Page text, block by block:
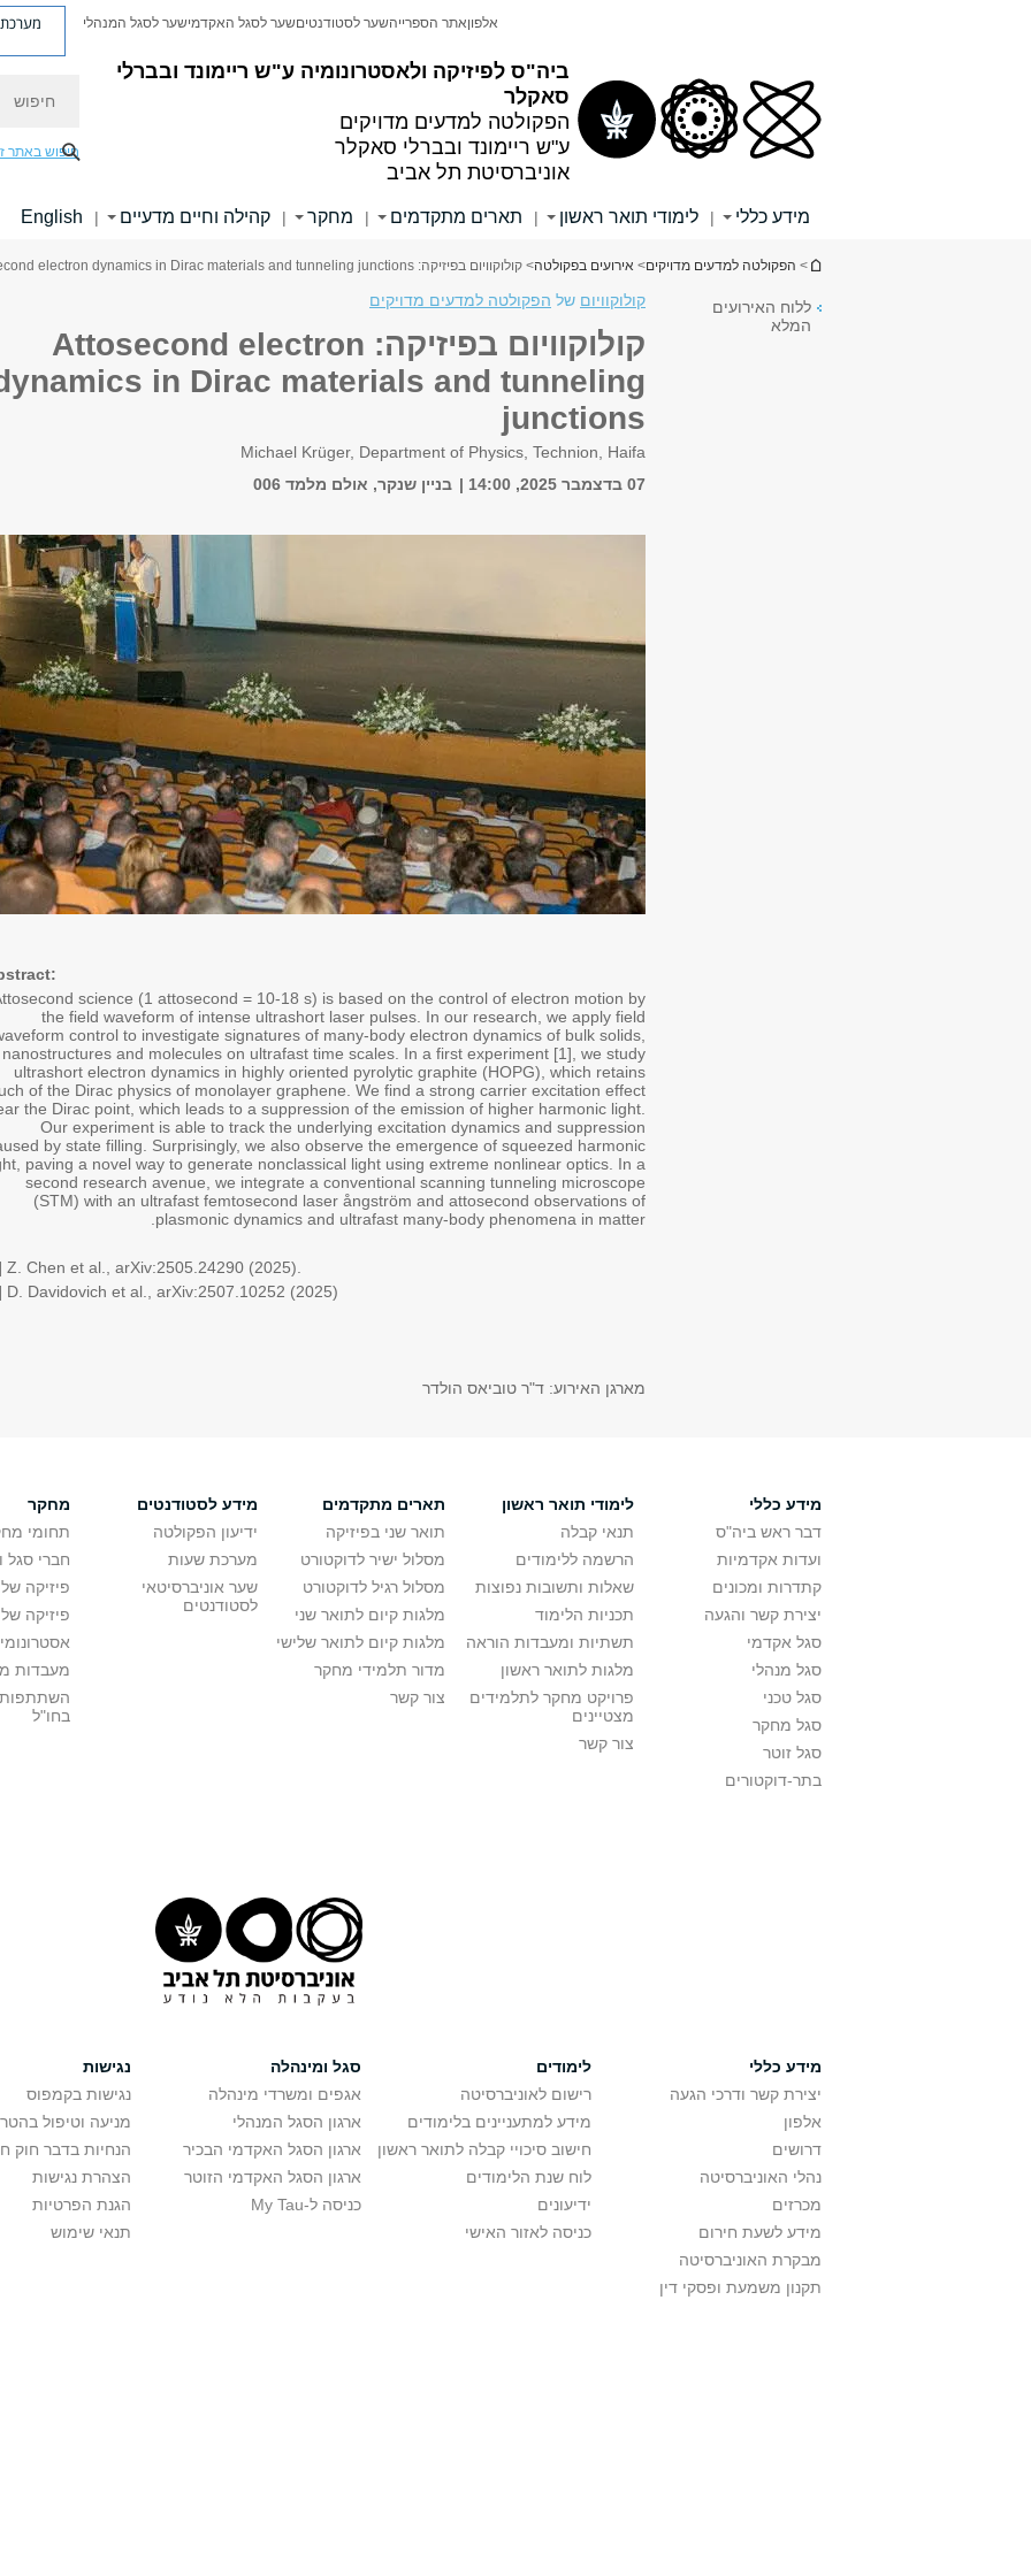
ביה"ס לפיזיקה ולאסטרונומיה ע"ש ריימונד ובברלי
סאקלר
הפקולטה למדעים מדויקים
ע"ש ריימונד ובברלי סאקלר
אוניברסיטת תל אביב
אלפוןאתר הספרייהשער לסטודנטיםשער לסגל האקדמישער לסגל המנהלי מערכת
חיפוש באתר
מידע כללי | לימודי תואר ראשון | תארים מתקדמים | מחקר | קהילה וחיים מדעיים |
English
הינך נמצא כאן
> הפקולטה למדעים מדויקים> אירועים בפקולטה> קולוקוויום בפיזיקה: Attosecond electron dynamics in Dirac materials and tunneling junctions
ללוח האירועים
המלא
קולוקוויום של הפקולטה למדעים מדויקים
קולוקוויום בפיזיקה: Attosecond electron
in Dirac materials and tunneling
junctions
Michael Krüger, Department of Physics, Technion, Haifa
07 בדצמבר 2025, 14:00
בניין שנקר, אולם מלמד 006
science (1 attosecond = 10-18 s) is based on the control of electron motion by
the field waveform of intense ultrashort laser pulses. In our research, we apply field
control to investigate signatures of many-body electron dynamics of bulk solids,
nanostructures and molecules on ultrafast time scales. In a first experiment [1], we study
ultrashort electron dynamics in highly oriented pyrolytic graphite (HOPG), which retains
of the Dirac physics of monolayer graphene. We find a strong carrier excitation effect
the Dirac point, which leads to a suppression of the emission of higher harmonic light.
Our experiment is able to track the underlying excitation dynamics and suppression
by state filling. Surprisingly, we also observe the emergence of squeezed harmonic
paving a novel way to generate nonclassical light using extreme nonlinear optics. In a
second research avenue, we integrate a conventional scanning tunneling microscope
(STM) with an ultrafast femtosecond laser ångström and attosecond observations of
plasmonic dynamics and ultrafast many-body phenomena in matter.
Z. Chen et al., arXiv:2505.24290 (2025).
D. Davidovich et al., arXiv:2507.10252 (2025)
מארגן האירוע: ד"ר טוביאס הולדר
מידע כללי
דבר ראש ביה"ס
ועדות אקדמיות
קתדרות ומכונים
יצירת קשר והגעה
סגל אקדמי
סגל מנהלי
סגל טכני
סגל מחקר
סגל זוטר
בתר-דוקטורים
לימודי תואר ראשון
תנאי קבלה
הרשמה ללימודים
שאלות ותשובות נפוצות
תכניות הלימוד
תשתיות ומעבדות הוראה
מלגות לתואר ראשון
פרויקט מחקר לתלמידים
מצטיינים
צור קשר
תארים מתקדמים
תואר שני בפיזיקה
מסלול ישיר לדוקטורט
מסלול רגיל לדוקטורט
מלגות קיום לתואר שני
מלגות קיום לתואר שלישי
מדור תלמידי מחקר
צור קשר
מידע לסטודנטים
ידיעון הפקולטה
מערכת שעות
שער אוניברסיטאי
לסטודנטים
מחקר
תחומי
חברי סגל
פיזיקה
פיזיקה
מעבדות
השתתפות
בחו"ל
מידע כללי
יצירת קשר ודרכי הגעה
אלפון
דרושים
נהלי האוניברסיטה
מכרזים
מידע לשעת חירום
מבקרת האוניברסיטה
תקנון משמעת ופסקי דין
לימודים
רישום לאוניברסיטה
מידע למתעניינים בלימודים
חישוב סיכויי קבלה לתואר ראשון
לוח שנת הלימודים
ידיעונים
כניסה לאזור האישי
סגל ומינהלה
אגפים ומשרדי מינהלה
ארגון הסגל המנהלי
ארגון הסגל האקדמי הבכיר
ארגון הסגל האקדמי הזוטר
כניסה ל-My Tau
נגישות
נגישות בקמפוס
מניעה וטיפול
הנחיות בדבר חוק
הצהרת נגישות
הגנת הפרטיות
תנאי שימוש